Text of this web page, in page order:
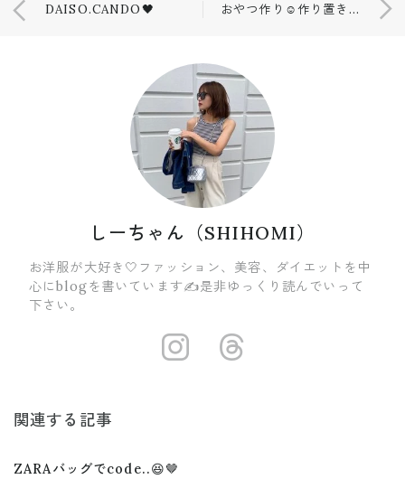
DAISO.CANDO🖤 おやつ作り☺️作り置き🍅
しーちゃん（SHIHOMI）
お洋服が大好き🤍ファッション、美容、ダイエットを中
心にblogを書いています✍️是非ゆっくり読んでいって
下さい。
https://
関連する記事
ZARAバッグでcode..😆🤎